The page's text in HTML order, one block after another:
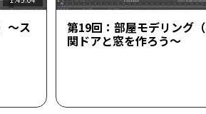
～ス 第19回：部屋モデリング
関ドアと窓を作ろう～